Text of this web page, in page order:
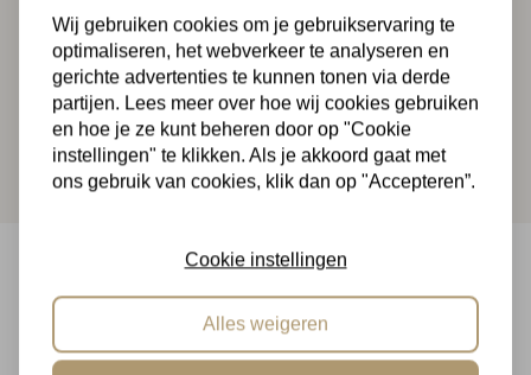
andere lichtere kleur? Kies dan voor dePicknicktafel
Mykonos.
Lees meer
Populaire alternatieven
Wij gebruiken cookies om je gebruikservaring te
optimaliseren, het webverkeer te analyseren en
gerichte advertenties te kunnen tonen via derde
partijen. Lees meer over hoe wij cookies gebruiken
en hoe je ze kunt beheren door op "Cookie
instellingen" te klikken. Als je akkoord gaat met
ons gebruik van cookies, klik dan op "Accepteren”.
Cookie instellingen
Alles weigeren